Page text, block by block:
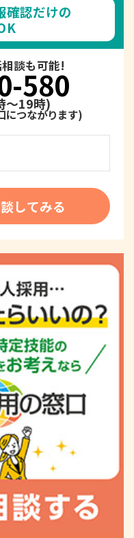
確認だけの
談も可能!
580
～19時)
してみる